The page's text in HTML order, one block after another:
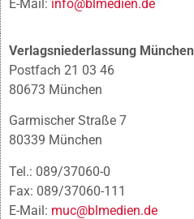
E-Mail: info@blmedien.de
Verlagsniederlassung München
Postfach 21 03 46
80673 München
Garmischer Straße 7
80339 München
Tel.: 089/37060-0
Fax: 089/37060-111
E-Mail: muc@blmedien.de